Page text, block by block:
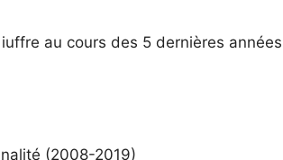
au cours des 5 dernières années
(2008-2019)